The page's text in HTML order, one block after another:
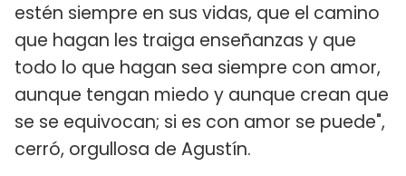
estén siempre en sus vidas, que el camino
que hagan les traiga enseñanzas y que
todo lo que hagan sea siempre con amor,
aunque tengan miedo y aunque crean que
se se equivocan; si es con amor se puede",
cerró, orgullosa de Agustín.